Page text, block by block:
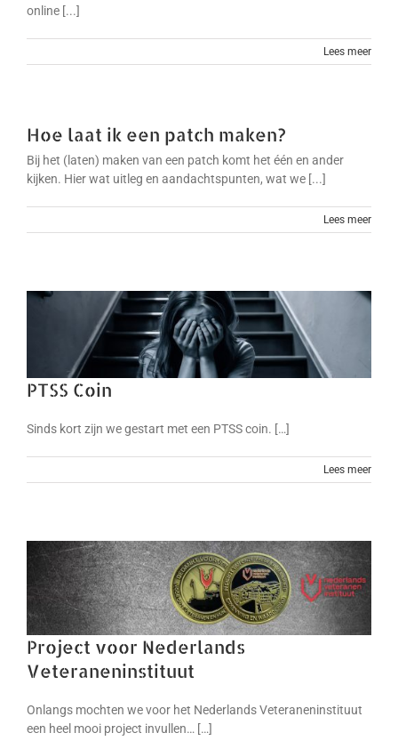
online [...]
Lees meer
Hoe laat ik een patch maken?
Bij het (laten) maken van een patch komt het één en ander
kijken. Hier wat uitleg en aandachtspunten, wat we [...]
Lees meer
PTSS Coin
Sinds kort zijn we gestart met een PTSS coin. […]
Lees meer
Project voor Nederlands
Veteraneninstituut
Onlangs mochten we voor het Nederlands Veteraneninstituut
een heel mooi project invullen… […]